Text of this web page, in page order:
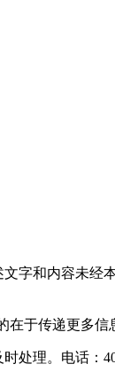
字和内容未
于传递更多信
理。电话：